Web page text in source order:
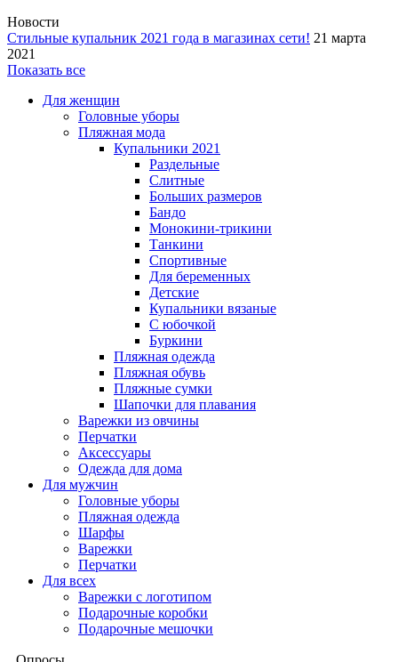
Новости
Стильные купальник 2021 года в магазинах сети! 21 марта
2021
Показать все
Для женщин
Головные уборы
Пляжная мода
Купальники 2021
Раздельные
Слитные
Больших размеров
Бандо
Монокини-трикини
Танкини
Спортивные
Для беременных
Детские
Купальники вязаные
С юбочкой
Буркини
Пляжная одежда
Пляжная обувь
Пляжные сумки
Шапочки для плавания
Варежки из овчины
Перчатки
Аксессуары
Одежда для дома
Для мужчин
Головные уборы
Пляжная одежда
Шарфы
Варежки
Перчатки
Для всех
Варежки с логотипом
Подарочные коробки
Подарочные мешочки